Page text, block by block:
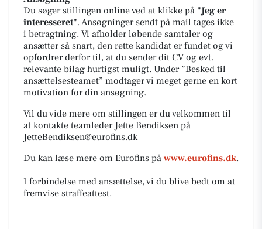
Du søger stillingen online ved at klikke på "Jeg er
interesseret". Ansøgninger sendt på mail tages ikke
i betragtning. Vi afholder løbende samtaler og
ansætter så snart, den rette kandidat er fundet og vi
opfordrer derfor til, at du sender dit CV og evt.
relevante bilag hurtigst muligt. Under ”Besked til
ansættelsesteamet” modtager vi meget gerne en kort
motivation for din ansøgning.
Vil du vide mere om stillingen er du velkommen til
at kontakte teamleder Jette Bendiksen på
JetteBendiksen@eurofins.dk
Du kan læse mere om Eurofins på www.eurofins.dk.
I forbindelse med ansættelse, vi du blive bedt om at
fremvise straffeattest.